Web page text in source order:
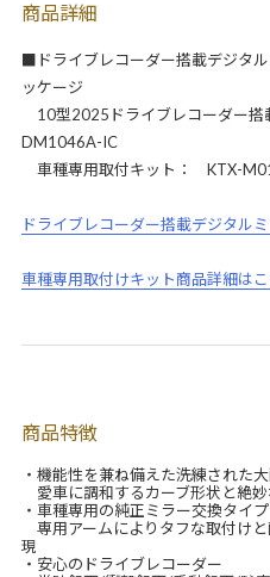
商品詳細
■ドライブレコーダー搭載デジタ
ッケージ
10型2025ドライブレコーダー
DM1046A-IC
車種専用取付キット： KTX-
ドライブレコーダー搭載デジタル
車種専用取付けキット商品詳細は
商品特徴
・機能性を兼ね備えた洗練された
愛車に調和するカーブ形状と絶
・車種専用の純正ミラー交換タイプ
専用アームによりタフな取付け
現
・安心のドライブレコーダー